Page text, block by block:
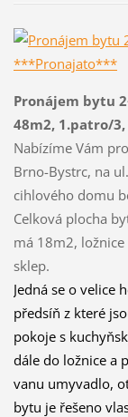
Pronájem bytu
48m2, 1.patro/
Nabízíme Vám
Brno-Bystrc, na
cihlového domu
Celková plocha
má 18m2,
sklep.
Jedná se o velice
předsíň z které
pokoje s
dále do ložnice a
vanu umyvadlo,
bytu je řešeno